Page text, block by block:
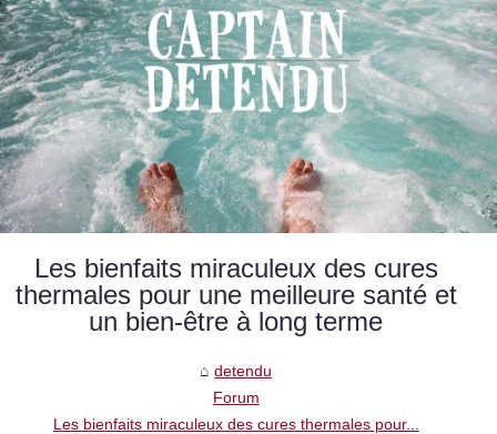
Les bienfaits miraculeux des cures
thermales pour une meilleure santé et
un bien-être à long terme
detendu
Forum
Les bienfaits miraculeux des cures thermales pour...